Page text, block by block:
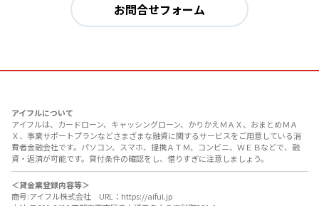
お問合せフォーム
アイフルについて
アイフルは、カードローン、キャッシングローン、かりかえＭＡＸ、おまとめＭＡ
Ｘ、事業サポートプランなどさまざまな融資に関するサービスをご用意している消
費者金融会社です。パソコン、スマホ、提携ＡＴＭ、コンビニ、ＷＥＢなどで、融
資・返済が可能です。貸付条件の確認をし、借りすぎに注意しましょう。
＜貸金業登録内容等＞
商号:アイフル株式会社 URL：https://aiful.jp